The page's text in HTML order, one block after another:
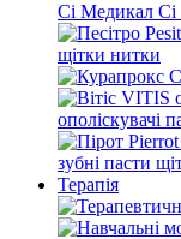
Сі Медикал Ci
щітки нитки
ополіскувачі
зубні пасти
Терапія